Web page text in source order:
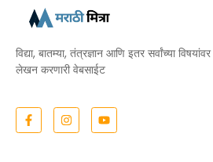
विद्या, बातम्या, तंत्रज्ञान आणि इतर सर्वांच्या विषयांवर
लेखन करणारी वेबसाईट